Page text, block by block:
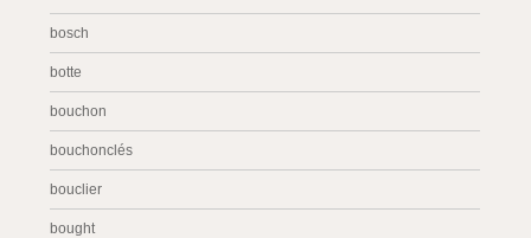
bosch
botte
bouchon
bouchonclés
bouclier
bought